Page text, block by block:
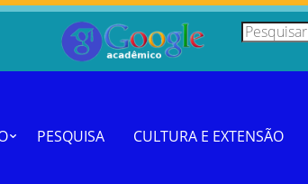
PESQUISA CULTURA E EXTENSÃO